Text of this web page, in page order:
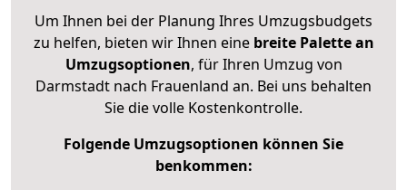
Um Ihnen bei der Planung Ihres Umzugsbudgets
zu helfen, bieten wir Ihnen eine breite Palette an
Umzugsoptionen, für Ihren Umzug von
Darmstadt nach Frauenland an. Bei uns behalten
Sie die volle Kostenkontrolle.
Folgende Umzugsoptionen können Sie
benkommen: